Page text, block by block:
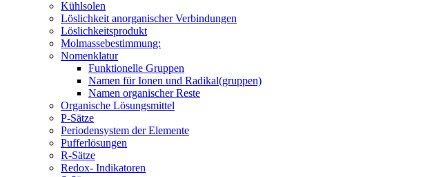
Kühlsolen
Löslichkeit anorganischer Verbindungen
Löslichkeitsprodukt
Molmassebestimmung:
Nomenklatur
Funktionelle Gruppen
Namen für Ionen und Radikal(gruppen)
Namen organischer Reste
Organische Lösungsmittel
P-Sätze
Periodensystem der Elemente
Pufferlösungen
R-Sätze
Redox- Indikatoren